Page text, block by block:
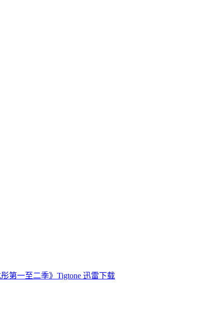
第一至二季》Tigtone 迅雷下载